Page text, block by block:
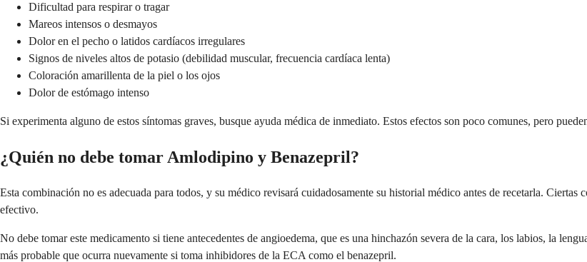
Dificultad para respirar o tragar
Mareos intensos o desmayos
Dolor en el pecho o latidos cardíacos irregulares
Signos de niveles altos de potasio (debilidad muscular, frecuencia cardíaca lenta)
Coloración amarillenta de la piel o los ojos
Dolor de estómago intenso
Si experimenta alguno de estos síntomas graves, busque ayuda médica de inmediato. Estos efectos son poco comunes, pero
¿Quién no debe tomar Amlodipino y Benazepril?
Esta combinación no es adecuada para todos, y su médico revisará cuidadosamente su historial médico antes de recetarla.
efectivo.
No debe tomar este medicamento si tiene antecedentes de angioedema, que es una hinchazón severa de la cara, los labios, la
más probable que ocurra nuevamente si toma inhibidores de la ECA como el benazepril.